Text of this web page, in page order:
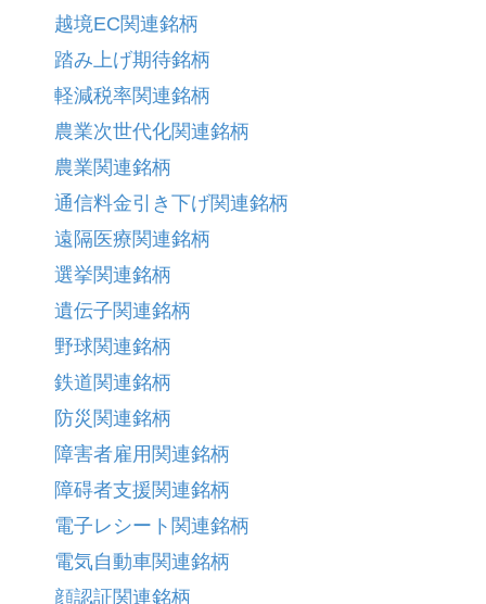
越境EC関連銘柄
踏み上げ期待銘柄
軽減税率関連銘柄
農業次世代化関連銘柄
農業関連銘柄
通信料金引き下げ関連銘柄
遠隔医療関連銘柄
選挙関連銘柄
遺伝子関連銘柄
野球関連銘柄
鉄道関連銘柄
防災関連銘柄
障害者雇用関連銘柄
障碍者支援関連銘柄
電子レシート関連銘柄
電気自動車関連銘柄
顔認証関連銘柄